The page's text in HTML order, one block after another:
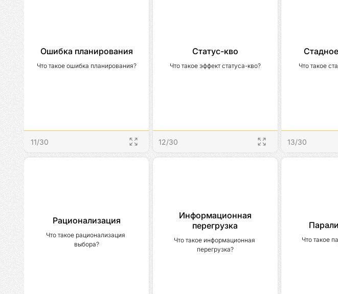
Ошибка планирования
Что такое ошибка планирования?
11/30
Статус-кво
Что такое эффект статуса-кво?
12/30
Что такое
13/30
Рационализация
Что такое рационализация
выбора?
Информационная
перегрузка
Что такое информационная
перегрузка?
Что такое